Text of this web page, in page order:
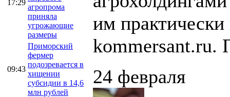
17:29
агропрома
приняла
угрожающие
размеры
09:43
Приморский
фермер
подозревается в
хищении
субсидии в 14,6
млн рублей
им
kommersant.ru.
24 февраля